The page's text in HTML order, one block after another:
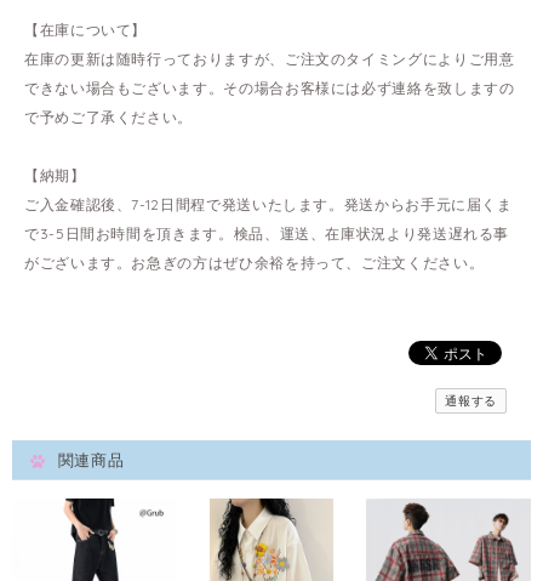
【在庫について】
在庫の更新は随時行っておりますが、ご注文のタイミングによりご用意
できない場合もございます。その場合お客様には必ず連絡を致しますの
で予めご了承ください。
【納期】
ご入金確認後、7-12日間程で発送いたします。発送からお手元に届くま
で3-5日間お時間を頂きます。検品、運送、在庫状況より発送遅れる事
がございます。お急ぎの方はぜひ余裕を持って、ご注文ください。
通報する
関連商品